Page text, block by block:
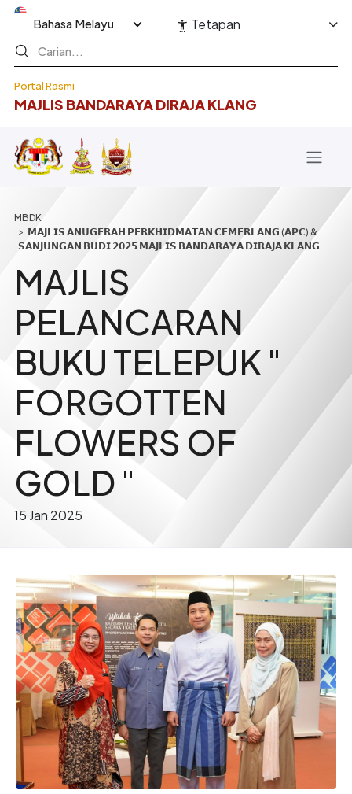
Langkau ke kandungan utama
Portal Rasmi
MAJLIS BANDARAYA DIRAJA KLANG
Select your language Tetapan
Breadcrumb
𝗠𝗔𝗝𝗟𝗜𝗦 𝗔𝗡𝗨𝗚𝗘𝗥𝗔𝗛 𝗣𝗘𝗥𝗞𝗛𝗜𝗗𝗠𝗔𝗧𝗔𝗡 𝗖𝗘𝗠𝗘𝗥𝗟𝗔𝗡𝗚 (𝗔𝗣𝗖) &
𝗦𝗔𝗡𝗝𝗨𝗡𝗚𝗔𝗡 𝗕𝗨𝗗𝗜 𝟮𝟬𝟮𝟱 𝗠𝗔𝗝𝗟𝗜𝗦 𝗕𝗔𝗡𝗗𝗔𝗥𝗔𝗬𝗔 𝗗𝗜𝗥𝗔𝗝𝗔 𝗞𝗟𝗔𝗡𝗚
MAJLIS
PELANCARAN
BUKU TELEPUK "
FORGOTTEN
FLOWERS OF
GOLD "
15 Jan 2025